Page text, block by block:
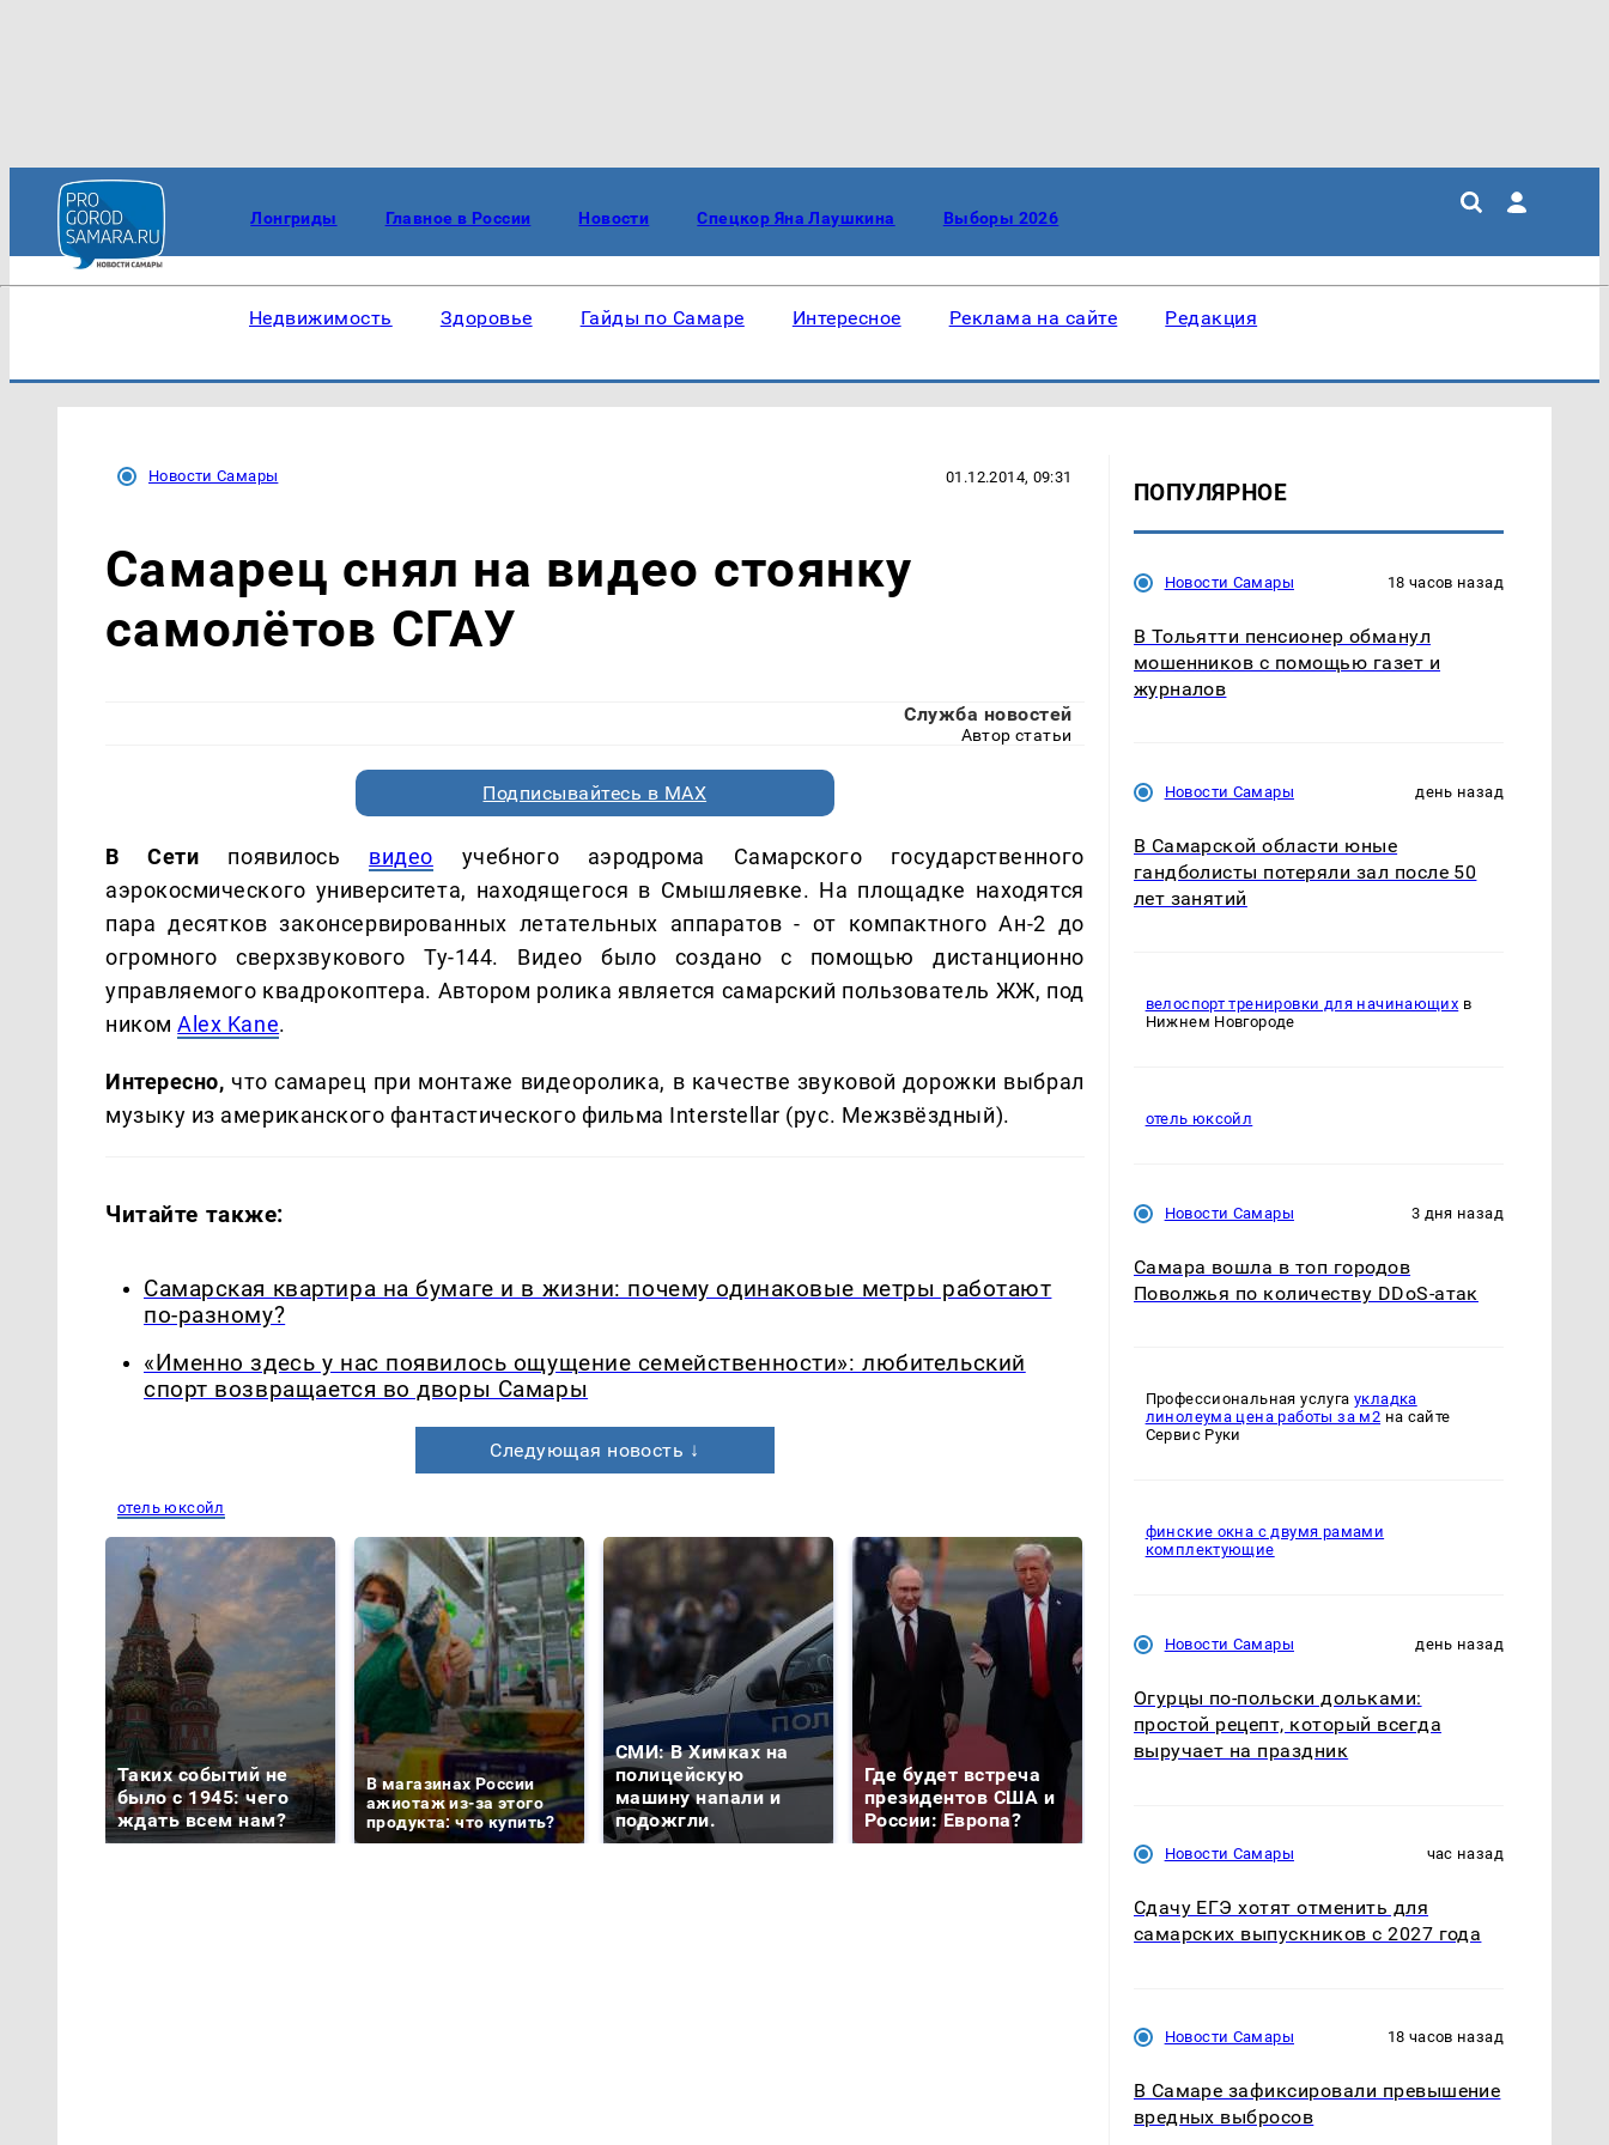
Лонгриды Главное в России Новости Спецкор Яна Лаушкина Выборы 2026
Недвижимость Здоровье Гайды по Самаре Интересное Реклама на сайте Редакция
Новости Самары 01.12.2014, 09:31
Самарец снял на видео стоянку
самолётов СГАУ
Служба новостей
Автор статьи
Подписывайтесь в MAX
В Сети появилось видео учебного аэродрома Самарского государственного
аэрокосмического университета, находящегося в Смышляевке. На площадке находятся
пара десятков законсервированных летательных аппаратов - от компактного Ан-2 до
огромного сверхзвукового Ту-144. Видео было создано с помощью дистанционно
управляемого квадрокоптера. Автором ролика является самарский пользователь ЖЖ, под
никомAlex Kane.
Интересно, что самарец при монтаже видеоролика, в качестве звуковой дорожки выбрал
музыку из американского фантастического фильма Interstellar (рус. Межзвёздный).
Читайте также:
Самарская квартира на бумаге и в жизни: почему одинаковые метры работают
по-разному?
«Именно здесь у нас появилось ощущение семейственности»: любительский
спорт возвращается во дворы Самары
Следующая новость ↓
отель юксойл
Таких событий не
было с 1945: чего
ждать всем нам?
В магазинах России
ажиотаж из-за этого
продукта: что купить?
СМИ: В Химках на
полицейскую
машину напали и
подожгли.
Где будет встреча
президентов США и
России: Европа?
ПОПУЛЯРНОЕ
Новости Самары 18 часов назад
В Тольятти пенсионер обманул
мошенников с помощью газет и
журналов
Новости Самары день назад
В Самарской области юные
гандболисты потеряли зал после 50
лет занятий
велоспорт тренировки для начинающих в
Нижнем Новгороде
отель юксойл
Новости Самары 3 дня назад
Самара вошла в топ городов
Поволжья по количеству DDoS-атак
Профессиональная услуга укладка
линолеума цена работы за м2 на сайте
Сервис Руки
финские окна с двумя рамами
комплектующие
Новости Самары день назад
Огурцы по‑польски дольками:
простой рецепт, который всегда
выручает на праздник
Новости Самары час назад
Сдачу ЕГЭ хотят отменить для
самарских выпускников с 2027 года
Новости Самары 18 часов назад
В Самаре зафиксировали превышение
вредных выбросов